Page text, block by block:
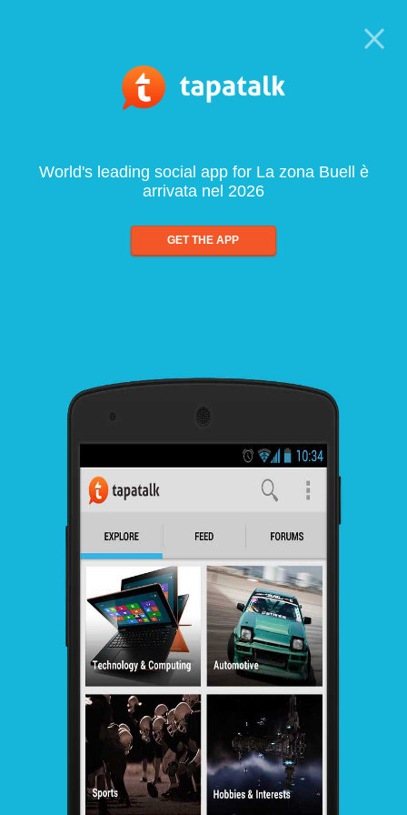
World's leading social app for La zona Buell è
arrivata nel 2026
GET THE APP